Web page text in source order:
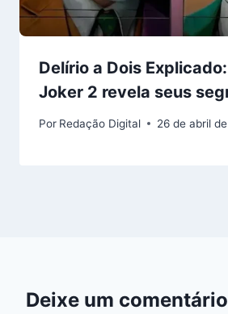
Delírio a Dois
Joker 2 revela seus
Por Redação Digital 26 de abril
Deixe um comentário